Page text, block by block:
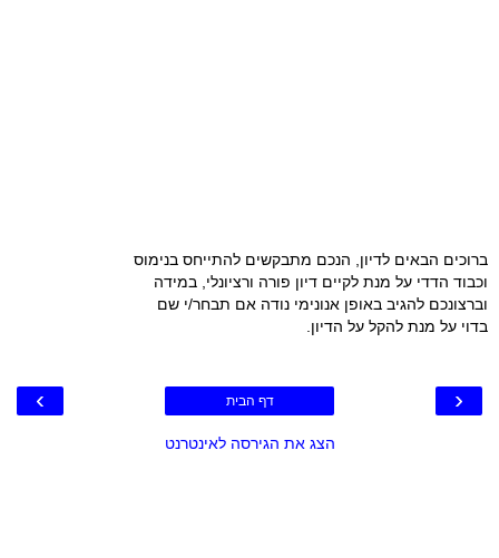
ברוכים הבאים לדיון, הנכם מתבקשים להתייחס בנימוס
וכבוד הדדי על מנת לקיים דיון פורה ורציונלי, במידה
וברצונכם להגיב באופן אנונימי נודה אם תבחר/י שם
בדוי על מנת להקל על הדיון.
‹
› דף הבית
הצג את הגירסה לאינטרנט